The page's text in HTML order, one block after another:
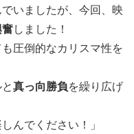
いましたが、今回、映
奮しました！
圧倒的なカリスマ性を
真っ向勝負を繰り広げ
んでください！」